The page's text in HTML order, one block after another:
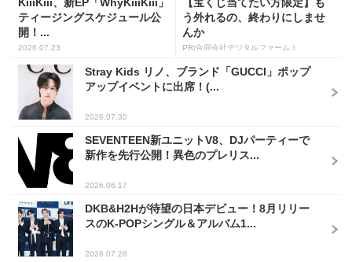
KiiiKiii、新EP「WhyKiiiKiii」
ティージングスケジュール公
開！...
2026.07.23
【宝くじ当てたい方限定】も
う外れるの、終わりにしませ
んか
PR(合同会社デジタルファーム )
Stray Kids リノ、ブランド「GUCCI」ポップ
アップイベントに出席！(...
2026.07.30
SEVENTEEN新ユニットV8、DJパーティーで
新作を先行公開！異色のプレリス...
2026.06.17
DKB&H2Hが待望の日本デビュー！8月リリー
スのK-POPシングル＆アルバム1...
2026.07.28